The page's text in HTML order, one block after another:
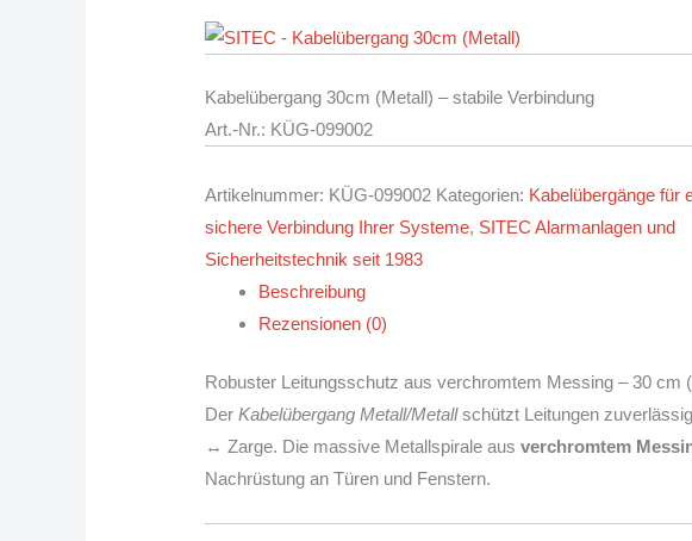
Kabelübergang 30cm (Metall) – stabile Verbindung
Art.-Nr.: KÜG-099002
Artikelnummer: KÜG-099002 Kategorien: Kabelübergänge für
sichere Verbindung Ihrer Systeme, SITEC Alarmanlagen und
Sicherheitstechnik seit 1983
Beschreibung
Rezensionen (0)
Robuster Leitungsschutz aus verchromtem Messing – 30 cm
DerKabelübergang Metall/Metallschützt Leitungen
↔ Zarge. Die massive Metallspirale ausverchromtem
Nachrüstung an Türen und Fenstern.